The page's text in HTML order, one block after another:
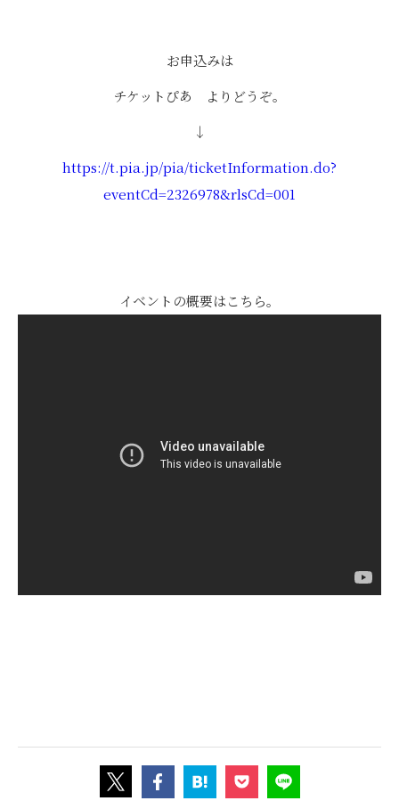
お申込みは
チケットぴあ よりどうぞ。
↓
https://t.pia.jp/pia/ticketInformation.do?
eventCd=2326978&rlsCd=001
イベントの概要はこちら。